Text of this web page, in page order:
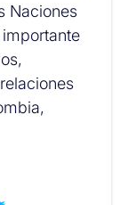
Naciones